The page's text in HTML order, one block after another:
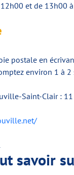
et de 13h00
postale en
environ 1 à
Saint-Clair :
savoir